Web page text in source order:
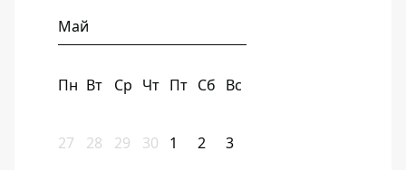
Май
Пн Вт Ср Чт Пт Сб Вс
27 28 29 30 1 2 3